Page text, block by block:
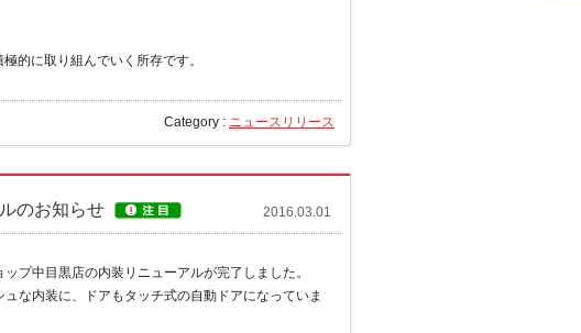
的に取り組んでいく所存です。
Category : ニュースリリース
のお知らせ 2016.03.01
ップ中目黒店の内装リニューアルが完了しました。
ュな内装に、ドアもタッチ式の自動ドアになっていま